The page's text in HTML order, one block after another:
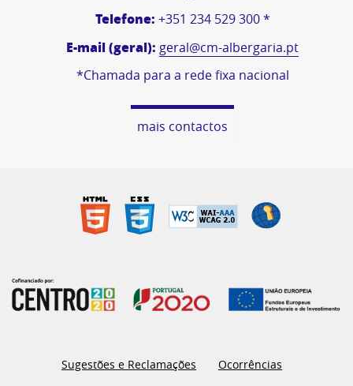
Telefone: +351 234 529 300 *
E-mail (geral): geral@cm-albergaria.pt
*Chamada para a rede fixa nacional
mais contactos
Sugestões e Reclamações
Ocorrências